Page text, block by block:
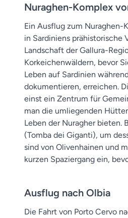
Nuraghen-Komplex
Ein Ausflug zum Nuraghen-
in Sardiniens prähistorische
Landschaft der Gallura-
Korkeichenwäldern, bevor
Leben auf Sardinien
dokumentieren, erreichen.
einst ein Zentrum für
man die umliegenden
Leben der Nuragher bieten.
(Tomba dei Giganti), um
sind von Olivenhainen und
kurzen Spaziergang ein,
Ausflug nach Olbia
Die Fahrt von Porto Cervo